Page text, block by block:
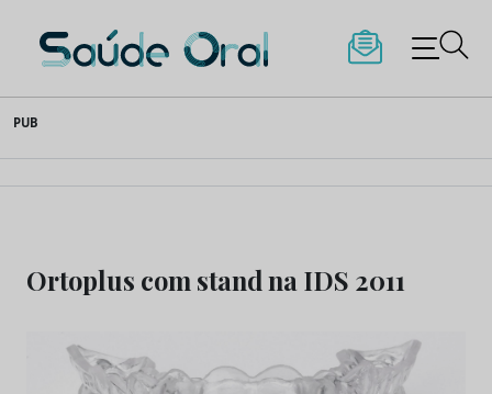
to
content
Saúde Oral
PUB
Ortoplus com stand na IDS 2011